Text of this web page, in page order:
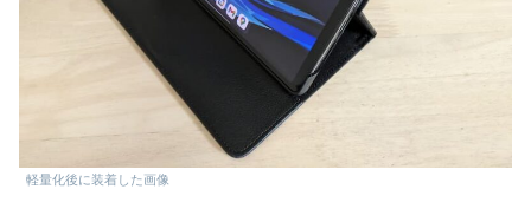
軽量化後に装着した画像